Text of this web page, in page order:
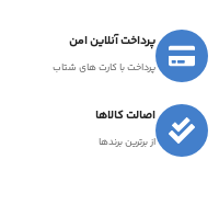
پرداخت آنلاین امن
پرداخت با کارت های شتاب
اصالت کالاها
از برترین برندها